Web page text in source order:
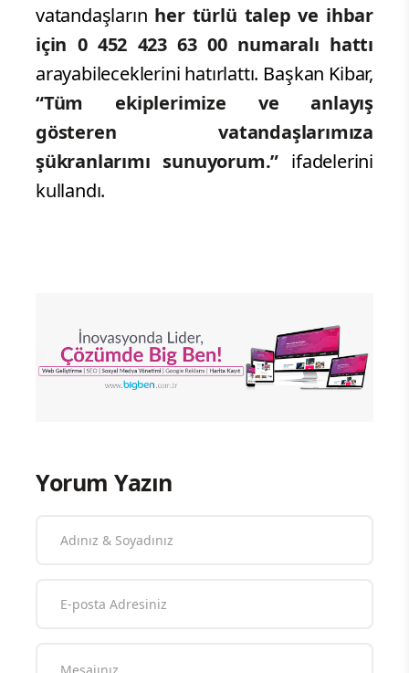
vatandaşların her türlü talep ve ihbar
için 0 452 423 63 00 numaralı hattı
arayabileceklerini hatırlattı. Başkan Kibar,
“Tüm ekiplerimize ve anlayış
gösteren vatandaşlarımıza
şükranlarımı sunuyorum.” ifadelerini
kullandı.
Yorum Yazın